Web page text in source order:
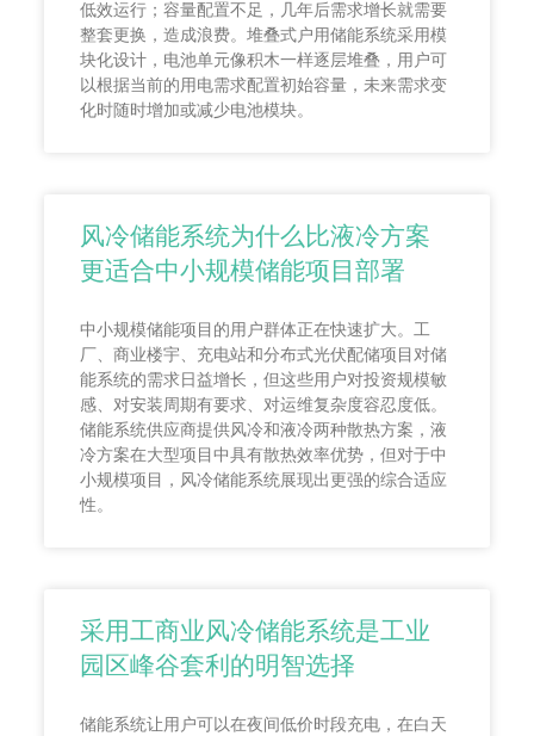
低效运行；容量配置不足，几年后需求增长就需要
整套更换，造成浪费。堆叠式户用储能系统采用模
块化设计，电池单元像积木一样逐层堆叠，用户可
以根据当前的用电需求配置初始容量，未来需求变
化时随时增加或减少电池模块。
风冷储能系统为什么比液冷方案
更适合中小规模储能项目部署
中小规模储能项目的用户群体正在快速扩大。工
厂、商业楼宇、充电站和分布式光伏配储项目对储
能系统的需求日益增长，但这些用户对投资规模敏
感、对安装周期有要求、对运维复杂度容忍度低。
储能系统供应商提供风冷和液冷两种散热方案，液
冷方案在大型项目中具有散热效率优势，但对于中
小规模项目，风冷储能系统展现出更强的综合适应
性。
采用工商业风冷储能系统是工业
园区峰谷套利的明智选择
储能系统让用户可以在夜间低价时段充电，在白天